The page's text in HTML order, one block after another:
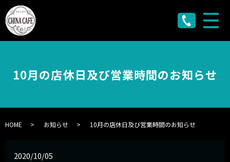
メ
10月の店休日及び営業時間のお知らせ
HOME お知らせ 10月の店休日及び営業時間のお知らせ
2020/10/05